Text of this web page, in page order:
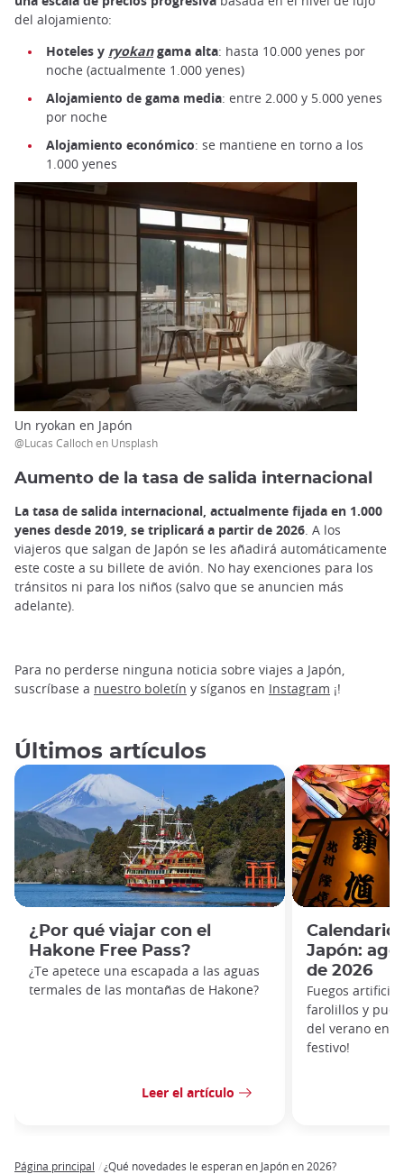
del alojamiento:
Hoteles y ryokan gama alta: hasta 10.000 yenes por
noche (actualmente 1.000 yenes)
Alojamiento de gama media: entre 2.000 y 5.000 yenes
por noche
Alojamiento económico: se mantiene en torno a los
1.000 yenes
Un ryokan en Japón
@Lucas Calloch en Unsplash
Aumento de la tasa de salida internacional
La tasa de salida internacional, actualmente fijada en 1.000
yenes desde 2019, se triplicará a partir de 2026. A los
viajeros que salgan de Japón se les añadirá automáticamente
este coste a su billete de avión. No hay exenciones para los
tránsitos ni para los niños (salvo que se anuncien más
adelante).
Para no perderse ninguna noticia sobre viajes a Japón,
suscríbase a nuestro boletín y síganos en Instagram ¡!
Últimos artículos
¿Por qué viajar con el
Hakone Free Pass?
¿Te apetece una escapada a las aguas
termales de las montañas de Hakone?
Leer el artículo
Calendario
Japón:
de 2026
Fuegos
farolillos y
del verano en
festivo!
Página principal ¿Qué novedades le esperan en Japón en 2026?